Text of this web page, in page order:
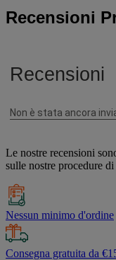
Recensioni
Le nostre recensioni
sulle nostre procedure
Nessun minimo d'ordine
Consegna gratuita da